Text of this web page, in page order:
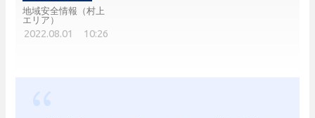
地域安全情報（村上
エリア）
2022.08.01 10:26